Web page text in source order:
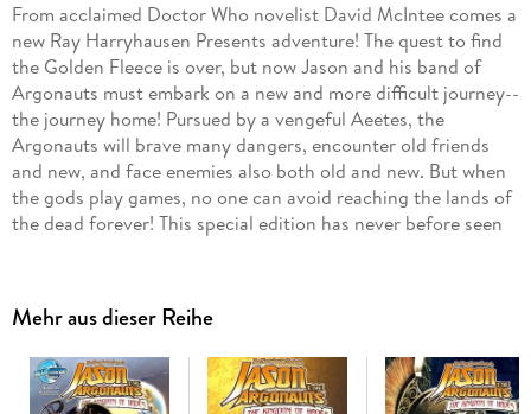
From acclaimed Doctor Who novelist David McIntee comes a
new Ray Harryhausen Presents adventure! The quest to find
the Golden Fleece is over, but now Jason and his band of
Argonauts must embark on a new and more difficult journey--
the journey home! Pursued by a vengeful Aeetes, the
Argonauts will brave many dangers, encounter old friends
and new, and face enemies also both old and new. But when
the gods play games, no one can avoid reaching the lands of
the dead forever! This special edition has never before seen
Mehr aus dieser Reihe